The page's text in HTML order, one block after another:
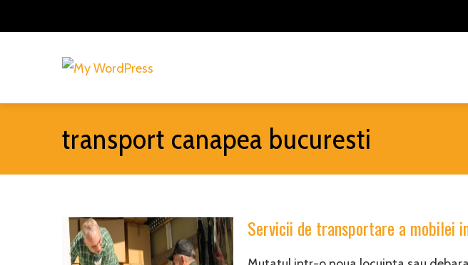
transport canapea bucuresti
Servicii de transportare a mobilei